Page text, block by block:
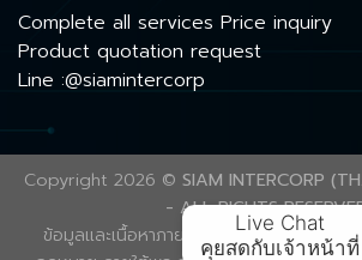
Complete all services Price inquiry
Product quotation request
Line :@siamintercorp
Copyright 2026 © SIAM INTERCORP
- ALL RIGHTS
ข้อมูลและเนื้อหาภายในเว็บไซต์นี้ ได้รับความ
Live Chat
คุยสดกับเจ้าหน้าที่